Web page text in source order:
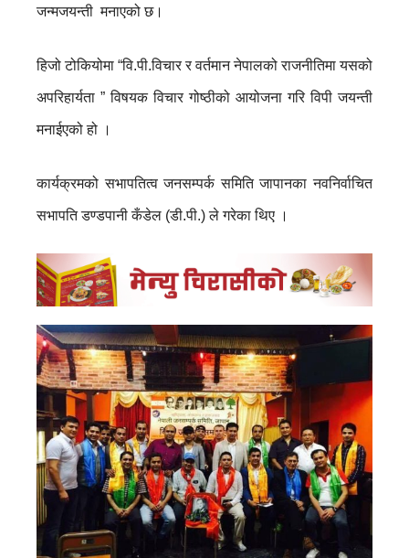
जन्मजयन्ती मनाएको छ।
हिजो टोकियोमा “वि.पी.विचार र वर्तमान नेपालको राजनीतिमा यसको
अपरिहार्यता ” विषयक विचार गोष्ठीको आयोजना गरि विपी जयन्ती
मनाईएको हो ।
कार्यक्रमको सभापतित्व जनसम्पर्क समिति जापानका नवनिर्वाचित
सभापति डण्डपानी कँडेल (डी.पी.) ले गरेका थिए ।